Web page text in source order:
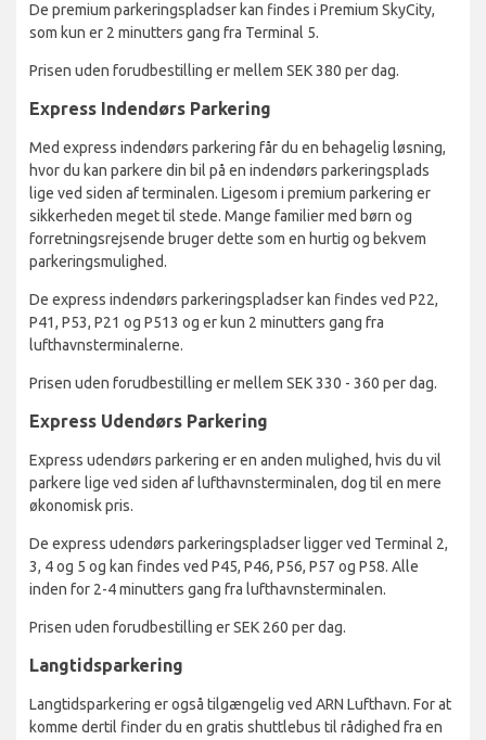
De premium parkeringspladser kan findes i Premium SkyCity,
som kun er 2 minutters gang fra Terminal 5.
Prisen uden forudbestilling er mellem SEK 380 per dag.
Express Indendørs Parkering
Med express indendørs parkering får du en behagelig løsning,
hvor du kan parkere din bil på en indendørs parkeringsplads
lige ved siden af terminalen. Ligesom i premium parkering er
sikkerheden meget til stede. Mange familier med børn og
forretningsrejsende bruger dette som en hurtig og bekvem
parkeringsmulighed.
De express indendørs parkeringspladser kan findes ved P22,
P41, P53, P21 og P513 og er kun 2 minutters gang fra
lufthavnsterminalerne.
Prisen uden forudbestilling er mellem SEK 330 - 360 per dag.
Express Udendørs Parkering
Express udendørs parkering er en anden mulighed, hvis du vil
parkere lige ved siden af lufthavnsterminalen, dog til en mere
økonomisk pris.
De express udendørs parkeringspladser ligger ved Terminal 2,
3, 4 og 5 og kan findes ved P45, P46, P56, P57 og P58. Alle
inden for 2-4 minutters gang fra lufthavnsterminalen.
Prisen uden forudbestilling er SEK 260 per dag.
Langtidsparkering
Langtidsparkering er også tilgængelig ved ARN Lufthavn. For at
komme dertil finder du en gratis shuttlebus til rådighed fra en